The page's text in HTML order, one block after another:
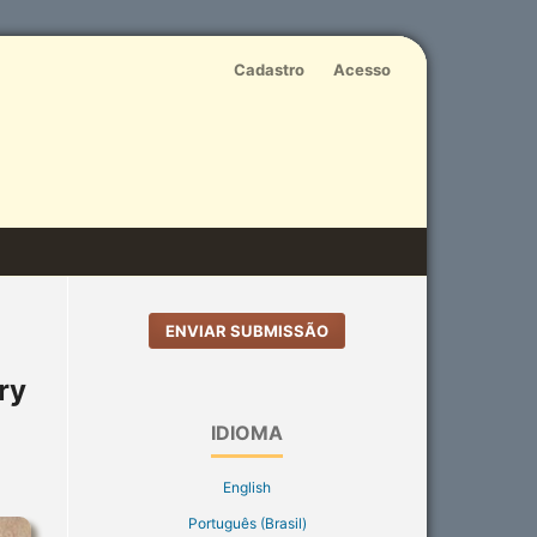
Cadastro Acesso
ENVIAR SUBMISSÃO
IDIOMA
English
Português (Brasil)